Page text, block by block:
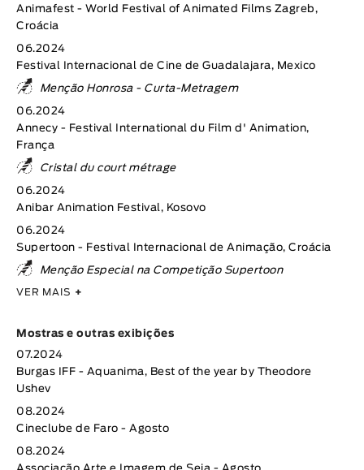
Animafest - World Festival of Animated Films Zagreb,
Croácia
06.2024
Festival Internacional de Cine de Guadalajara, Mexico
Menção Honrosa - Curta-Metragem
06.2024
Annecy - Festival International du Film d' Animation,
França
Cristal du court métrage
06.2024
Anibar Animation Festival, Kosovo
06.2024
Supertoon - Festival Internacional de Animação, Croácia
Menção Especial na Competição Supertoon
VER MAIS +
Mostras e outras exibições
07.2024
Burgas IFF - Aquanima, Best of the year by Theodore
Ushev
08.2024
Cineclube de Faro - Agosto
08.2024